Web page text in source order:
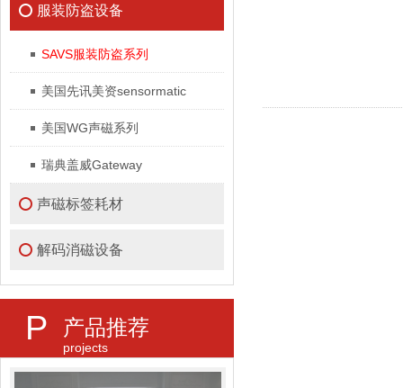
服装防盗设备
SAVS服装防盗系列
美国先讯美资sensormatic
美国WG声磁系列
瑞典盖威Gateway
声磁标签耗材
解码消磁设备
P 产品推荐
projects